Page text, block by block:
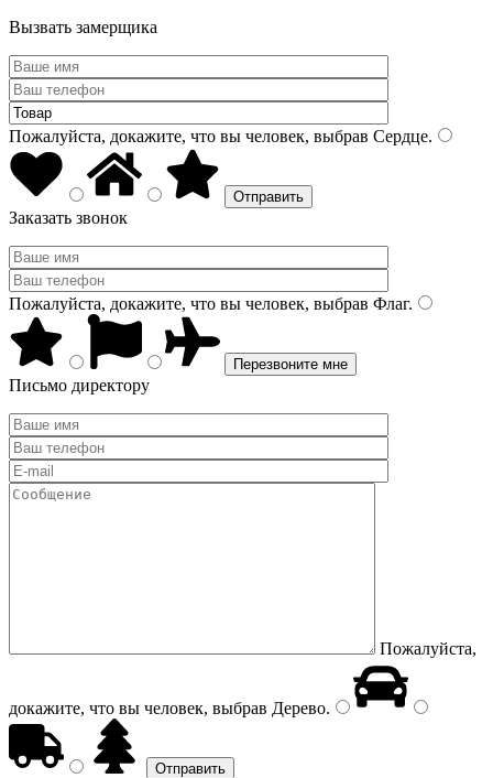
Вызвать замерщика
Пожалуйста, докажите, что вы человек, выбрав Сердце.
Заказать звонок
Пожалуйста, докажите, что вы человек, выбрав Флаг.
Письмо директору
Пожалуйста,
докажите, что вы человек, выбрав Дерево.